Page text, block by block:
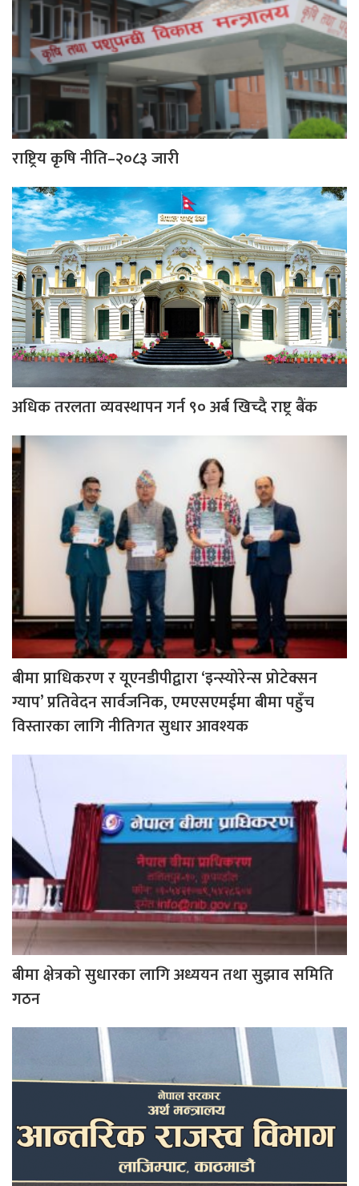
राष्ट्रिय कृषि नीति–२०८३ जारी
अधिक तरलता व्यवस्थापन गर्न ९० अर्ब खिच्दै राष्ट्र बैंक
बीमा प्राधिकरण र यूएनडीपीद्वारा ‘इन्स्योरेन्स प्रोटेक्सन
ग्याप’ प्रतिवेदन सार्वजनिक, एमएसएमईमा बीमा पहुँच
विस्तारका लागि नीतिगत सुधार आवश्यक
बीमा क्षेत्रको सुधारका लागि अध्ययन तथा सुझाव समिति
गठन